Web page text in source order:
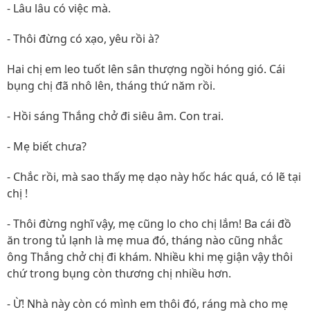
- Lâu lâu có việc mà.
- Thôi đừng có xạo, yêu rồi à?
Hai chị em leo tuốt lên sân thượng ngồi hóng gió. Cái
bụng chị đã nhô lên, tháng thứ năm rồi.
- Hồi sáng Thắng chở đi siêu âm. Con trai.
- Mẹ biết chưa?
- Chắc rồi, mà sao thấy mẹ dạo này hốc hác quá, có lẽ tại
chị !
- Thôi đừng nghĩ vậy, mẹ cũng lo cho chị lắm! Ba cái đồ
ăn trong tủ lạnh là mẹ mua đó, tháng nào cũng nhắc
ông Thắng chở chị đi khám. Nhiều khi mẹ giận vậy thôi
chứ trong bụng còn thương chị nhiều hơn.
- Ừ! Nhà này còn có mình em thôi đó, ráng mà cho mẹ